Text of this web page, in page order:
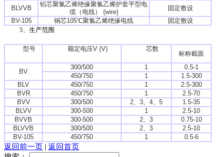
BLVVB
铝芯聚氯乙烯绝缘聚氯乙烯护套平型电
缆（电线） (wire)
固定敷设
BV-105
铜芯105℃聚氯乙烯绝缘电线
固定敷设
5、生产范围
型号 额定电压V (V) 芯数
标称截面
BV
300/500 1
0.5-1
450/750
1
1.5-300
BLV
450/750 1
2.5-300
BVR
450/750 1
2.5-70
BVV
300/500 2、3、4、5
1.5-35
BLVV
300-500 1
2.5-10
BVVB
300-500 2、3
0.75-10
BLVVB
300/500 2、3
2.5-10
BV-105
450/750 1 0.5-6
返回前一页 | 返回首页